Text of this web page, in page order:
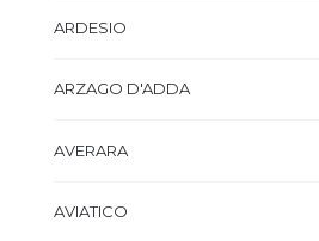
ARDESIO
ARZAGO D'ADDA
AVERARA
AVIATICO